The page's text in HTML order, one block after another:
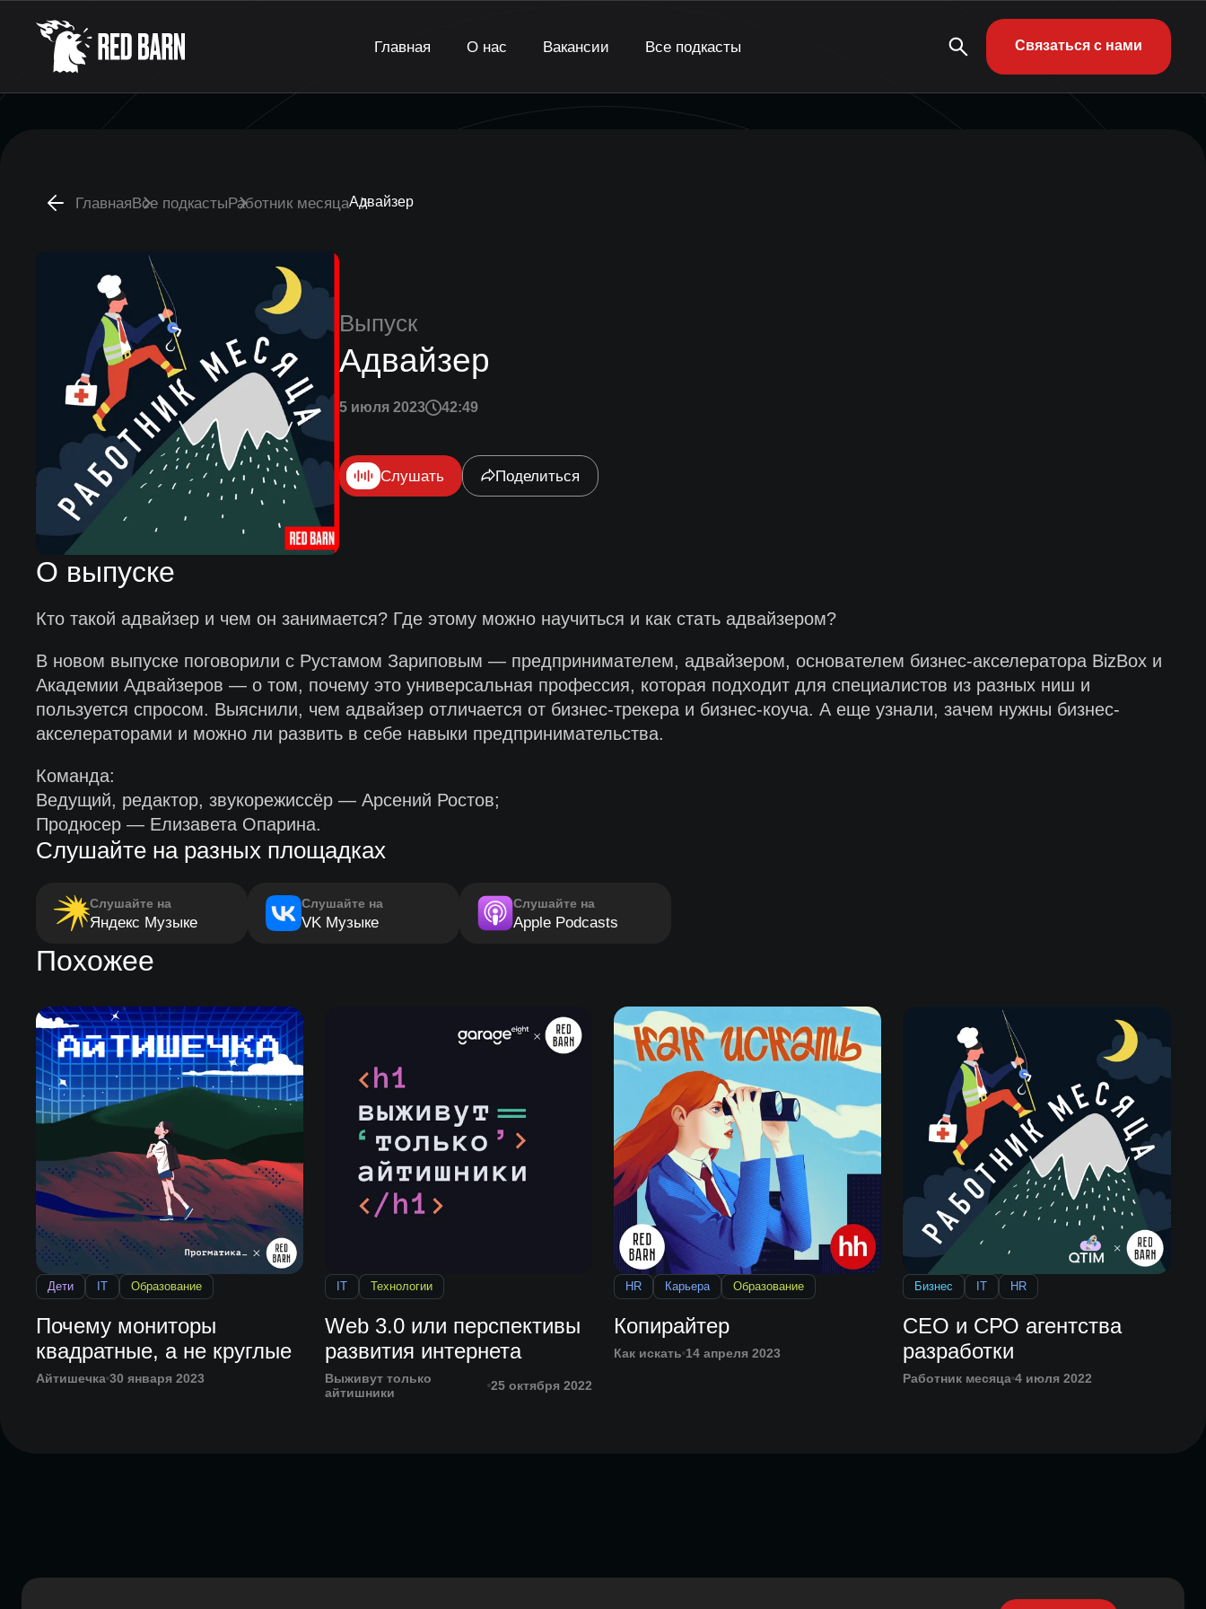
Главная О нас Вакансии Все подкасты Связаться с нами
ГлавнаяВсе подкастыРаботник месяцаАдвайзер
Выпуск
Адвайзер
5 июля 2023 42:49
Слушать Поделиться
О выпуске
Кто такой адвайзер и чем он занимается? Где этому можно научиться и как стать адвайзером?
В новом выпуске поговорили с Рустамом Зариповым — предпринимателем, адвайзером, основателем бизнес-акселератора BizBox и
Академии Адвайзеров — о том, почему это универсальная профессия, которая подходит для специалистов из разных ниш и
пользуется спросом. Выяснили, чем адвайзер отличается от бизнес-трекера и бизнес-коуча. А еще узнали, зачем нужны бизнес-
акселераторами и можно ли развить в себе навыки предпринимательства.
Команда:
Ведущий, редактор, звукорежиссёр — Арсений Ростов;
Продюсер — Елизавета Опарина.
Слушайте на разных площадках
Слушайте на
Яндекс Музыке
Слушайте на
VK Музыке
Слушайте на
Apple Podcasts
Похожее
Дети IT Образование
Почему мониторы
квадратные, а не круглые
Айтишечка 30 января 2023
IT Технологии
Web 3.0 или перспективы
развития интернета
Выживут только
айтишники
25 октября 2022
HR Карьера Образование
Копирайтер
Как искать 14 апреля 2023
Бизнес IT HR
СЕО и СРО агентства
разработки
Работник месяца 4 июля 2022